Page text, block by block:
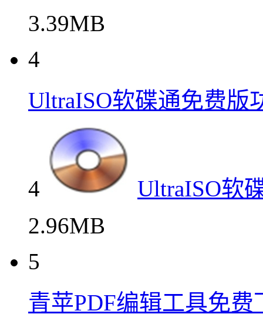
3.39MB
4
UltraISO软碟通免费版
4
UltraISO软
2.96MB
5
青苹PDF编辑工具免费